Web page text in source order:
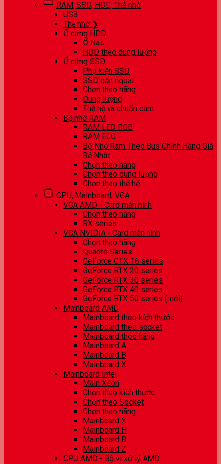
RAM, SSD, HDD, Thẻ nhớ
USB
Thẻ nhớ ❯
Ổ cứng HDD
Ổ Nas
HDD theo dung lượng
Ổ cứng SSD
Phụ kiện SSD
SSD gắn ngoài
Chọn theo hãng
Dung lượng
Thế hệ và chuẩn cắm
Bộ nhớ RAM
RAM LED RGB
RAM ECC
Bộ Nhớ Ram Theo Bus Chính Hãng Giá
Rẻ Nhất
Chọn theo hãng
Chọn theo dung lượng
Chọn theo thế hệ
CPU, Mainboard, VGA
VGA AMD - Card màn hình
Chọn theo hãng
RX series
VGA NVIDIA - Card màn hình
Chọn theo hãng
Quadro Series
GeForce GTX 16 series
GeForce RTX 20 series
GeForce RTX 30 series
GeForce RTX 40 series
GeForce RTX 50 series (mới)
Mainboard AMD
Mainboard theo kích thước
Mainboard theo socket
Mainboard theo hãng
Mainboard A
Mainboard B
Mainboard X
Mainboard Intel
Main Xeon
Chọn theo kích thước
Chọn theo Socket
Chọn theo hãng
Mainboard X
Mainboard H
Mainboard B
Mainboard Z
CPU AMD - Bộ vi xử lý AMD